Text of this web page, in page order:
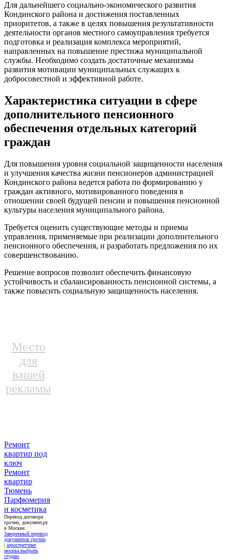
Для дальнейшего социально-экономического развития
Кондинского района и достижения поставленных
приоритетов, а также в целях повышения результативности
деятельности органов местного самоуправления требуется
подготовка и реализация комплекса мероприятий,
направленных на повышение престижа муниципальной
службы. Необходимо создать достаточные механизмы
развития мотивации муниципальных служащих к
добросовестной и эффективной работе.
Характеристика ситуации в сфере
дополнительного пенсионного
обеспечения отдельных категорий
граждан
Для повышения уровня социальной защищенности населения
и улучшения качества жизни пенсионеров администрацией
Кондинского района ведется работа по формированию у
граждан активного, мотивированного поведения в
отношении своей будущей пенсии и повышения пенсионной
культуры населения муниципального района.
Требуется оценить существующие методы и приемы
управления, применяемые при реализации дополнительного
пенсионного обеспечения, и разработать предложения по их
совершенствованию.
Решение вопросов позволит обеспечить финансовую
устойчивость и сбалансированность пенсионной системы, а
также повысить социальную защищенность населения.
Место
для
вашей
рекламы
Ремонт
квартир под
ключ
Ремонт
квартир
Тюмень
Парфюмерия
и косметика
Перевод договора
срочно, документ,ру
в Москве.
Заверенный перевод
документов срочно.
| аэростретчинг
москва выбрать
студию